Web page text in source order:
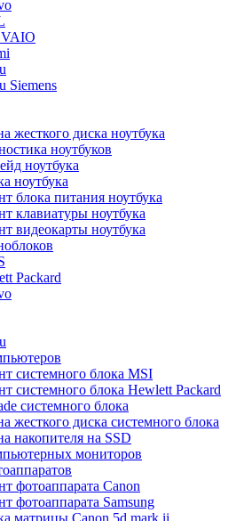
Siemens
жесткого диска ноутбука
ноутбуков
ноутбука
ноутбука
блока питания ноутбука
клавиатуры ноутбука
видеокарты ноутбука
Packard
системного блока MSI
системного блока Hewlett Packard
системного блока
жесткого диска системного блока
накопителя на SSD
мониторов
фотоаппарата Canon
фотоаппарата Samsung
матрицы Canon 5d mark ii